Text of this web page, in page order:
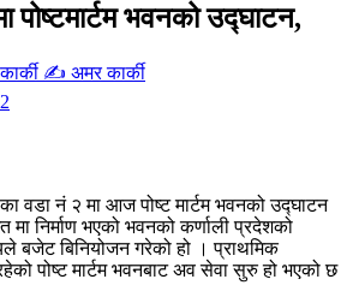
भवनको उद्घाटन,
✍ अमर कार्की
वडा नं २ मा आज पोष्ट मार्टम भवनको उद्घाटन
निर्माण भएको भवनको कर्णाली प्रदेशको
बजेट बिनियोजन गरेको हो । प्राथमिक
पोष्ट मार्टम भवनबाट अव सेवा सुरु हो भएको छ